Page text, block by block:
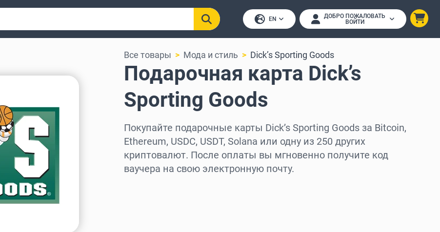
EN
ДОБРО ПОЖАЛОВАТЬ
ВОЙТИ
Все товары Мода и стиль Dick’s Sporting Goods
Подарочная карта Dick’s
Sporting Goods
Покупайте подарочные карты Dick’s Sporting Goods за Bitcoin,
Ethereum, USDC, USDT, Solana или одну из 250 других
криптовалют. После оплаты вы мгновенно получите код
ваучера на свою электронную почту.